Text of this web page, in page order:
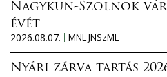
Nagykun-Szolnok
évét
2026.08.07.
MNL JNSzML
Nyári zárva tartás